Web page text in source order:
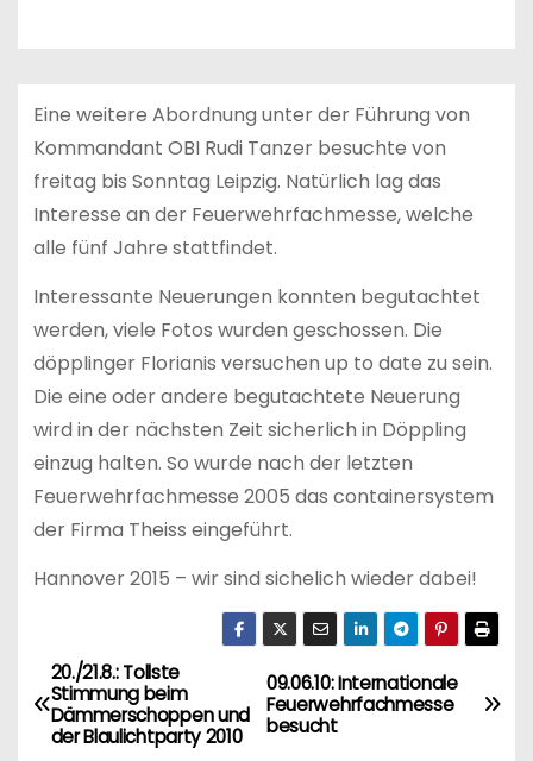
Eine weitere Abordnung unter der Führung von
Kommandant OBI Rudi Tanzer besuchte von
freitag bis Sonntag Leipzig. Natürlich lag das
Interesse an der Feuerwehrfachmesse, welche
alle fünf Jahre stattfindet.
Interessante Neuerungen konnten begutachtet
werden, viele Fotos wurden geschossen. Die
döpplinger Florianis versuchen up to date zu sein.
Die eine oder andere begutachtete Neuerung
wird in der nächsten Zeit sicherlich in Döppling
einzug halten. So wurde nach der letzten
Feuerwehrfachmesse 2005 das containersystem
der Firma Theiss eingeführt.
Hannover 2015 – wir sind sichelich wieder dabei!
B
e
09.06.10: Internationale
Feuerwehrfachmesse
besucht
20./21.8.: Tollste
Stimmung beim
Dämmerschoppen und
der Blaulichtparty 2010